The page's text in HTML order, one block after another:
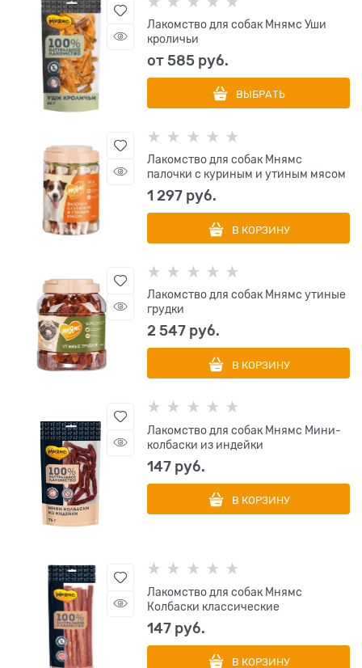
Лакомство для собак Мнямс Уши
кроличьи
от585 руб.
ВЫБРАТЬ
Лакомство для собак Мнямс
палочки с куриным и утиным мясом
1 297 руб.
В КОРЗИНУ
Лакомство для собак Мнямс утиные
грудки
2 547 руб.
В КОРЗИНУ
Лакомство для собак Мнямс Мини-
колбаски из индейки
147 руб.
В КОРЗИНУ
Лакомство для собак Мнямс
Колбаски классические
147 руб.
В КОРЗИНУ